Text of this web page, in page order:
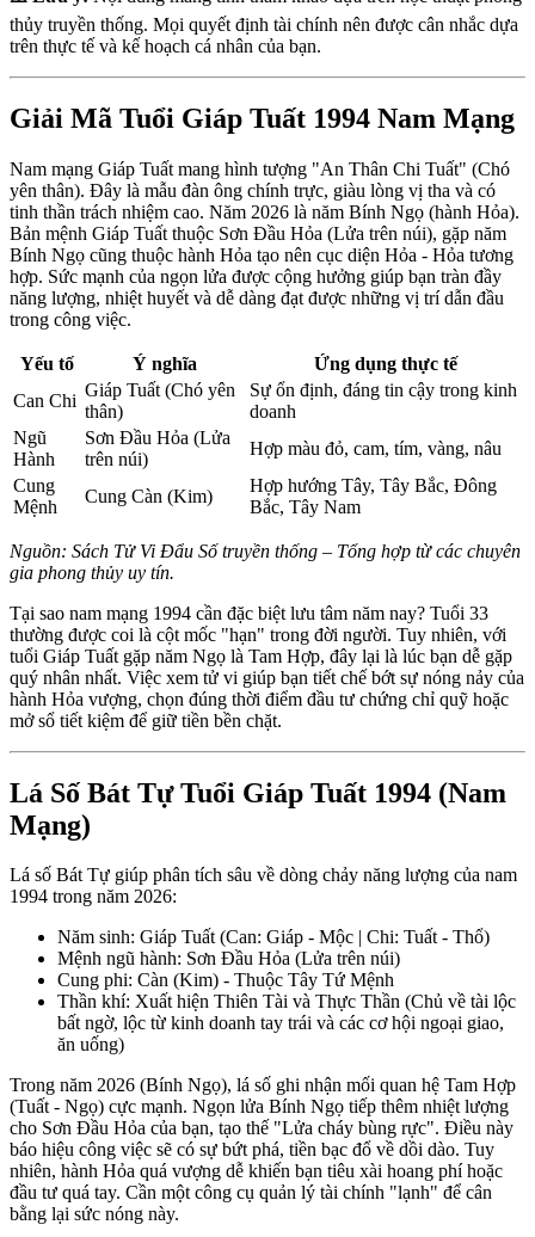
thủy truyền thống. Mọi quyết định tài chính nên được cân nhắc dựa
trên thực tế và kế hoạch cá nhân của bạn.
Giải Mã Tuổi Giáp Tuất 1994 Nam Mạng
Nam mạng Giáp Tuất mang hình tượng "An Thân Chi Tuất" (Chó
yên thân). Đây là mẫu đàn ông chính trực, giàu lòng vị tha và có
tinh thần trách nhiệm cao. Năm 2026 là năm Bính Ngọ (hành Hỏa).
Bản mệnh Giáp Tuất thuộc Sơn Đầu Hỏa (Lửa trên núi), gặp năm
Bính Ngọ cũng thuộc hành Hỏa tạo nên cục diện Hỏa - Hỏa tương
hợp. Sức mạnh của ngọn lửa được cộng hưởng giúp bạn tràn đầy
năng lượng, nhiệt huyết và dễ dàng đạt được những vị trí dẫn đầu
trong công việc.
Yếu tố Ý nghĩa
Ứng dụng thực tế
Can Chi
Giáp Tuất (Chó yên
thân)
Sự ổn định, đáng tin cậy trong kinh
doanh
Ngũ
Hành
Sơn Đầu Hỏa (Lửa
trên núi)
Hợp màu đỏ, cam, tím, vàng, nâu
Cung
Mệnh
Cung Càn (Kim)
Hợp hướng Tây, Tây Bắc, Đông
Bắc, Tây Nam
Nguồn: Sách Tử Vi Đẩu Số truyền thống – Tổng hợp từ các chuyên
gia phong thủy uy tín.
Tại sao nam mạng 1994 cần đặc biệt lưu tâm năm nay? Tuổi 33
thường được coi là cột mốc "hạn" trong đời người. Tuy nhiên, với
tuổi Giáp Tuất gặp năm Ngọ là Tam Hợp, đây lại là lúc bạn dễ gặp
quý nhân nhất. Việc xem tử vi giúp bạn tiết chế bớt sự nóng nảy của
hành Hỏa vượng, chọn đúng thời điểm đầu tư chứng chỉ quỹ hoặc
mở sổ tiết kiệm để giữ tiền bền chặt.
Lá Số Bát Tự Tuổi Giáp Tuất 1994 (Nam
Mạng)
Lá số Bát Tự giúp phân tích sâu về dòng chảy năng lượng của nam
1994 trong năm 2026:
Năm sinh: Giáp Tuất (Can: Giáp - Mộc | Chi: Tuất - Thổ)
Mệnh ngũ hành: Sơn Đầu Hỏa (Lửa trên núi)
Cung phi: Càn (Kim) - Thuộc Tây Tứ Mệnh
Thần khí: Xuất hiện Thiên Tài và Thực Thần (Chủ về tài lộc
bất ngờ, lộc từ kinh doanh tay trái và các cơ hội ngoại giao,
ăn uống)
Trong năm 2026 (Bính Ngọ), lá số ghi nhận mối quan hệ Tam Hợp
(Tuất - Ngọ) cực mạnh. Ngọn lửa Bính Ngọ tiếp thêm nhiệt lượng
cho Sơn Đầu Hỏa của bạn, tạo thế "Lửa cháy bùng rực". Điều này
báo hiệu công việc sẽ có sự bứt phá, tiền bạc đổ về dồi dào. Tuy
nhiên, hành Hỏa quá vượng dễ khiến bạn tiêu xài hoang phí hoặc
đầu tư quá tay. Cần một công cụ quản lý tài chính "lạnh" để cân
bằng lại sức nóng này.